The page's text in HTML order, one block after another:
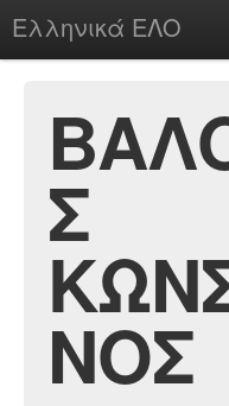
Ελληνικά ΕΛΟ
chesstu.be @ discord
LoginΣ
ΝΟΣ